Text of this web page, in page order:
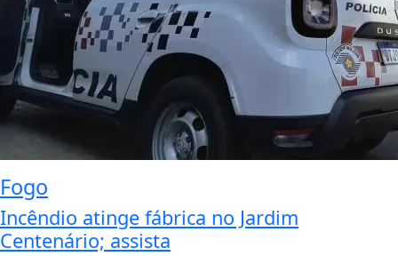
Fogo
Incêndio atinge fábrica no Jardim
Centenário; assista